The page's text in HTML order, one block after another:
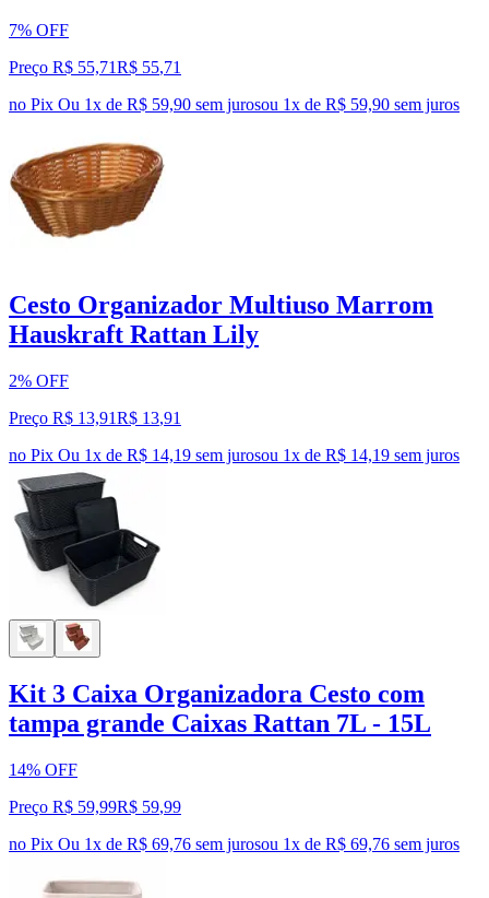
7% OFF
Preço R$ 55,71R$ 55,71
no Pix Ou 1x de R$ 59,90 sem jurosou 1x de R$ 59,90 sem juros
Cesto Organizador Multiuso Marrom
Hauskraft Rattan Lily
2% OFF
Preço R$ 13,91R$ 13,91
no Pix Ou 1x de R$ 14,19 sem jurosou 1x de R$ 14,19 sem juros
Kit 3 Caixa Organizadora Cesto com
tampa grande Caixas Rattan 7L - 15L
14% OFF
Preço R$ 59,99R$ 59,99
no Pix Ou 1x de R$ 69,76 sem jurosou 1x de R$ 69,76 sem juros